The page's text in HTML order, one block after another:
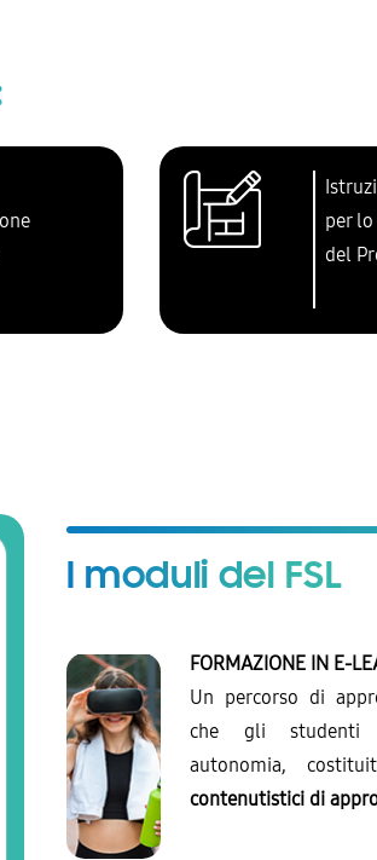
per
del
I moduli del FSL
FORMAZIONE IN E-
Un percorso di
che gli studenti
autonomia,
contenutistici di